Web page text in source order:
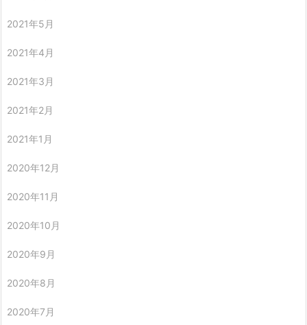
2021年5月
2021年4月
2021年3月
2021年2月
2021年1月
2020年12月
2020年11月
2020年10月
2020年9月
2020年8月
2020年7月